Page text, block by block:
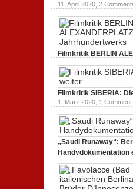
11. April 2020, 2
Filmkritik BERLIN
Neuauflage eines
1. März 2020,2
Filmkritik SIBERIA:
1. März 2020, 1 Comment
„Saudi Runaway“:
Handydokumentation